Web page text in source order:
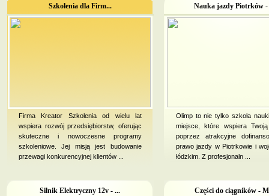
Szkolenia dla Firm...
Firma Kreator Szkolenia od wielu lat
wspiera rozwój przedsiębiorstw, oferując
skuteczne i nowoczesne programy
szkoleniowe. Jej misją jest budowanie
przewagi konkurencyjnej klientów ...
Nauka jazdy Piotrków -
Olimp to nie tylko szkoła
miejsce, które wspiera
poprzez atrakcyjne
prawo jazdy w Piotrkowie i
łódzkim. Z profesjonaln ...
Silnik Elektryczny 12v - ... Części do ciągników -